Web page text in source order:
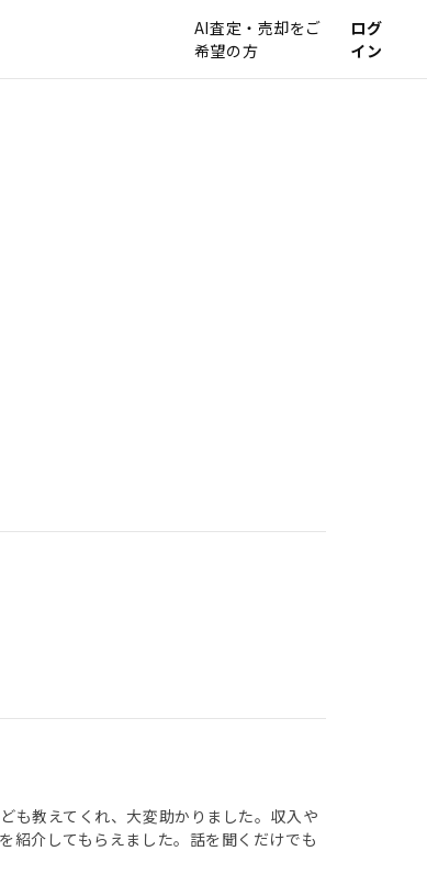
AI査定・売却をご
希望の方
ログ
イン
も教えてくれ、大変助かりました。収入や
紹介してもらえました。話を聞くだけでも